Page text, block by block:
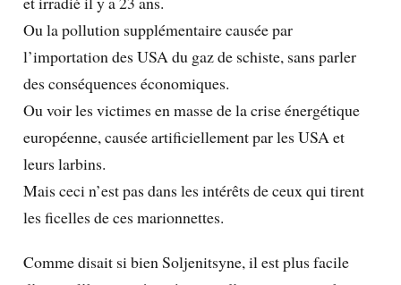
Ou la pollution supplémentaire causée par
l’importation des USA du gaz de schiste, sans parler
des conséquences économiques.
Ou voir les victimes en masse de la crise énergétique
européenne, causée artificiellement par les USA et
leurs larbins.
Mais ceci n’est pas dans les intérêts de ceux qui tirent
les ficelles de ces marionnettes.
Comme disait si bien Soljenitsyne, il est plus facile